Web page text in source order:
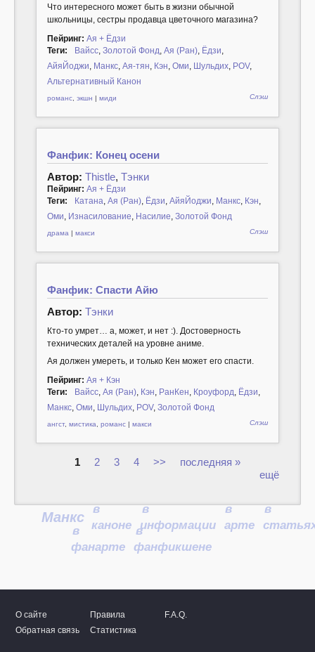
Что интересного может быть в жизни обычной
школьницы, сестры продавца цветочного магазина?
Пейринг: Ая + Ёдзи
Теги:
Вайсс Золотой Фонд Ая (Ран) Ёдзи
АйяЙоджи Манкс Ая-тян Кэн Оми Шульдих POV,
Альтернативный Канон
романс экшн | миди Слэш
Фанфик: Конец осени
Автор: Thistle, Тэнки
Пейринг: Ая + Ёдзи
Теги:
Катана Ая (Ран) Ёдзи АйяЙоджи Манкс Кэн
Оми Изнасилование Насилие Золотой Фонд
драма | макси Слэш
Фанфик: Спасти Айю
Автор: Тэнки
Кто-то умрет… а, может, и нет :). Достоверность
технических деталей на уровне аниме.
Ая должен умереть, и только Кен может его спасти.
Пейринг: Ая + Кэн
Теги:
Вайсс Ая (Ран) Кэн РанКен Кроуфорд Ёдзи
Манкс Оми Шульдих POV, Золотой Фонд
ангст, мистика романс | макси Слэш
1 2 3 4 >>
последняя »
ещё
Манкс
в
каноне
в
информации
в
арте
в
в
фанарте
в
фанфикшене
О сайте Правила
F.A.Q.
Обратная связь
Статистика